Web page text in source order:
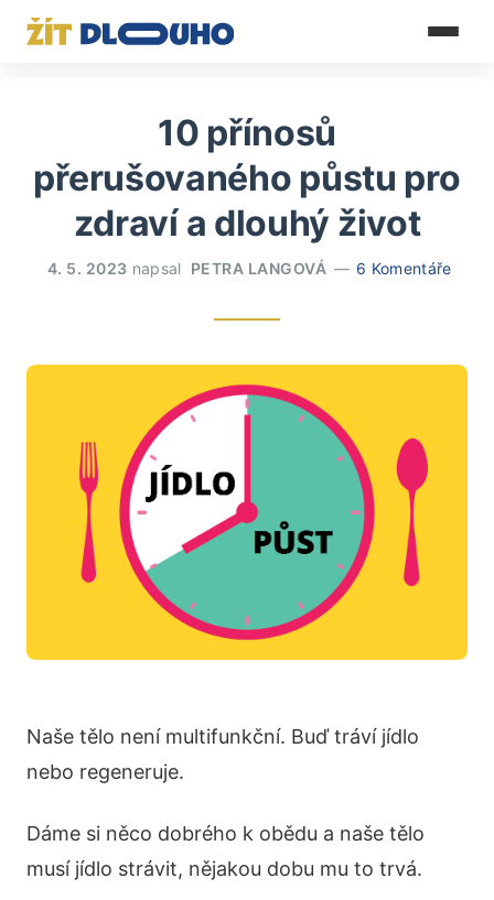
10 přínosů
přerušovaného půstu pro
zdraví a dlouhý život
4. 5. 2023 napsal PETRA LANGOVÁ 6 Komentáře
Naše tělo není multifunkční. Buď tráví jídlo
nebo regeneruje.
Dáme si něco dobrého k obědu a naše tělo
musí jídlo strávit, nějakou dobu mu to trvá.